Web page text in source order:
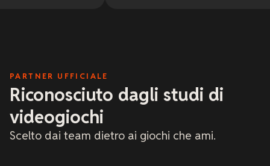
PARTNER UFFICIALE
Riconosciuto dagli studi di
videogiochi
Scelto dai team dietro ai giochi che ami.